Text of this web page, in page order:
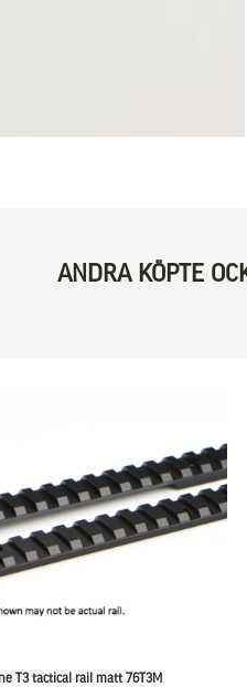
ANDRA KÖPTE
T3 tactical rail matt 76T3M